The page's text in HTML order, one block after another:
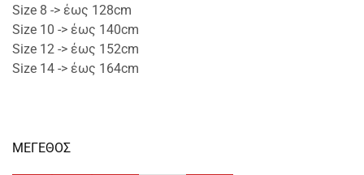
Size 8 -> έως 128cm
Size 10 -> έως 140cm
Size 12 -> έως 152cm
Size 14 -> έως 164cm
ΜΕΓΕΘΟΣ